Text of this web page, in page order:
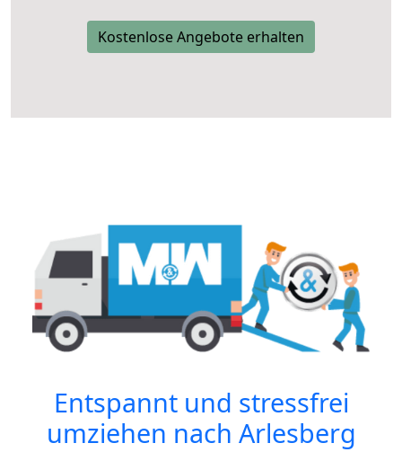
Kostenlose Angebote erhalten
Entspannt und stressfrei
umziehen nach Arlesberg